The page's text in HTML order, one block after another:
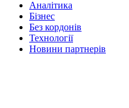
Аналітика
Бізнес
Без кордонів
Технології
Новини партнерів